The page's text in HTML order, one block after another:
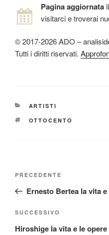
Pagina aggiornata
visitarci e troverai
© 2017-2026 ADO –
Tutti i diritti riservati.
CATEGORIE
ARTISTI
TAG
OTTOCENTO
Navigazione
Articolo
precedente:
PRECEDENTE
Ernesto Bertea la vita
Articolo
successivo
SUCCESSIVO
Hiroshige la vita e le opere